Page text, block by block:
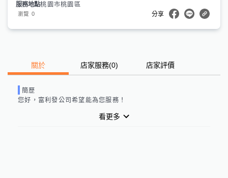
服務地點桃園市桃園區
瀏覽 0 分享
關於 店家服務(0) 店家評價
簡歷
您好， 富利發公司 希望能為您服務！
看更多